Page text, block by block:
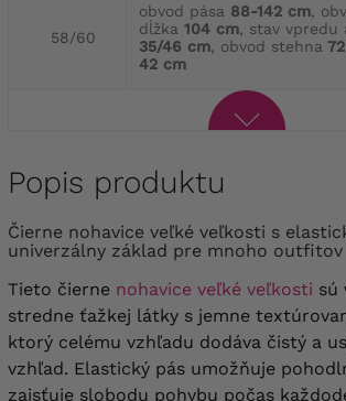
58/60
obvod pása 88-142 cm,
dĺžka 104 cm, stav vpredu
35/46 cm, obvod stehna
42 cm
Popis produktu
Čierne nohavice veľké veľkosti s elastickým pásom –
univerzálny základ pre mnoho outfitov
Tieto čierne nohavice veľké veľkosti sú
stredne ťažkej látky s jemne
ktorý celému vzhľadu dodáva čistý a
vzhľad. Elastický pás umožňuje
zaisťuje slobodu pohybu počas